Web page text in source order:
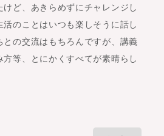
ど、あきらめずにチャレンジし
のことはいつも楽しそうに話し
の交流はもちろんですが、講義
等、とにかくすべてが素晴らし